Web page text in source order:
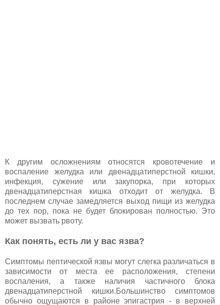
К другим осложнениям относятся кровотечение и
воспаление желудка или двенадцатиперстной кишки,
инфекция, сужение или закупорка, при которых
двенадцатиперстная кишка отходит от желудка. В
последнем случае замедляется выход пищи из желудка
до тех пор, пока не будет блокирован полностью. Это
может вызвать рвоту.
Как понять, есть ли у вас язва?
Симптомы пептической язвы могут слегка различаться в
зависимости от места ее расположения, степени
воспаления, а также наличия частичного блока
двенадцатиперстной кишки.Большинство симптомов
обычно ощущаются в районе эпигастрия - в верхней